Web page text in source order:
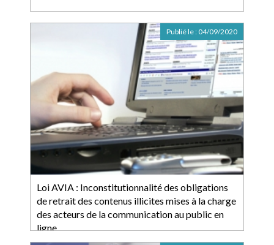
Loi AVIA : Inconstitutionnalité des obligations
de retrait des contenus illicites mises à la charge
des acteurs de la communication au public en
ligne
Publié le : 04/09/2020